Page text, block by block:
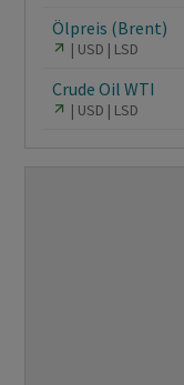
Ölpreis (Brent)
USD LSD
Crude Oil WTI
USD LSD